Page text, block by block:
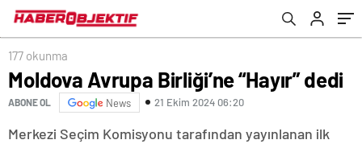
177 okunma
Moldova Avrupa Birliği’ne “Hayır” dedi
ABONE OL News 21 Ekim 2024 06:20
Merkezi Seçim Komisyonu tarafından yayınlanan ilk